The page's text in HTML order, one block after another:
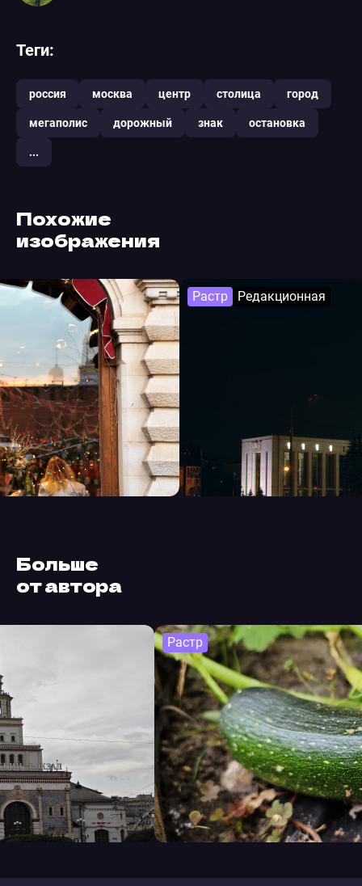
Теги:
россия москва центр столица город
мегаполис дорожный знак остановка
...
Похожие
изображения
Растр Редакционная
Больше
от автора
Растр